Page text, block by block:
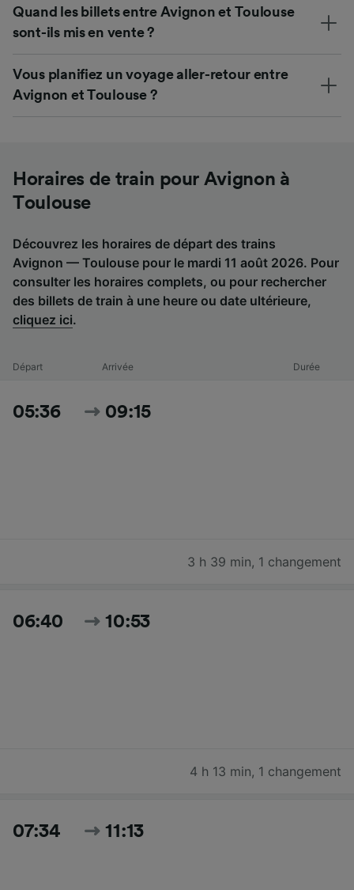
Quand les billets entre Avignon et Toulouse
sont-ils mis en vente ?
Vous planifiez un voyage aller-retour entre
Avignon et Toulouse ?
Horaires de train pour Avignon à
Toulouse
Découvrez les horaires de départ des trains
Avignon — Toulouse pour le mardi 11 août 2026. Pour
consulter les horaires complets, ou pour rechercher
des billets de train à une heure ou date ultérieure,
cliquez ici.
Départ Arrivée Durée
05:36 09:15
3 h 39 min, 1 changement
06:40 10:53
4 h 13 min, 1 changement
07:34 11:13